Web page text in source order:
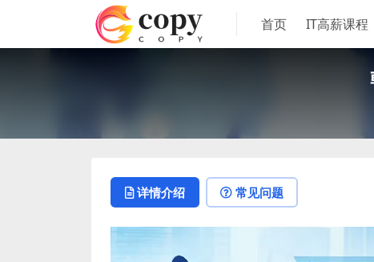
首页 IT高薪课程
详情介绍 常见问题